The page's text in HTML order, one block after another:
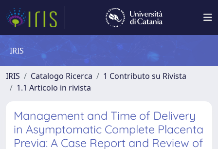
IRIS
IRIS Catalogo Ricerca
1 Contributo su Rivista
1.1 Articolo in rivista
Management and Time of Delivery
in Asymptomatic Complete Placenta
Previa: A Case Report and Review of